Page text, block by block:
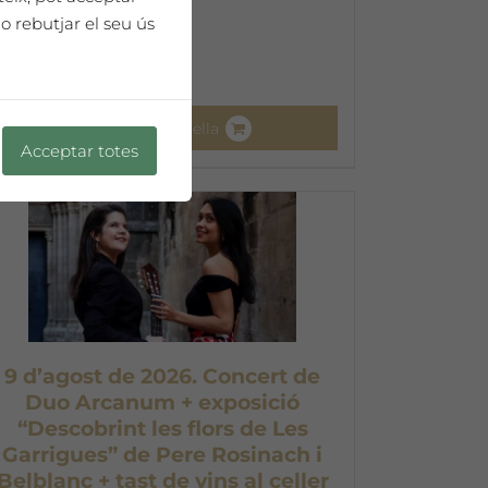
Afegeix a la cistella
9 d’agost de 2026. Concert de
Duo Arcanum + exposició
“Descobrint les flors de Les
Garrigues” de Pere Rosinach i
Belblanc + tast de vins al celler
rebutjar el seu ús
Acceptar totes